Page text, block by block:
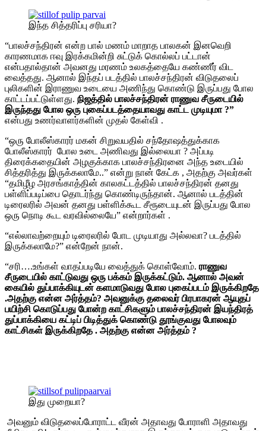
இந்த சித்தரிப்பு சரியா?
“பாலச்சந்திரன் என்ற பால் மணம் மாறாத பாலகன் இனவெறி
காரணமாக ஈவு இரக்கமின்றி சுட்டுக் கொல்லப் பட்டான்
என்பதால்தான் அவனது மரணம் உலகத்தையே கண்ணீர் விட
வைத்தது. ஆனால் இந்தப் படத்தில் பாலச்சந்திரன் விடுதலைப்
புலிகளின் இராணுவ உடையை அணிந்து கொண்டு இருப்பது போல
காட்டப்பட்டுள்ளது. நிஜத்தில் பாலச்சந்திரன் ராணுவ சீருடையில்
இருந்தது போல ஒரு புகைப்படத்தையாவது காட்ட முடியுமா ?”
என்பது உணர்வாளர்களின் முதல் கேள்வி .
“ஒரு போலீஸ்காரர் மகன் சிறுவயதில் சந்தோஷத்துக்காக
போலீஸ்காரர் போல உடை அணிவது இல்லையா ? அப்படி
திரைக்கதையின் அழகுக்காக பாலச்சந்திரனை அந்த உடையில்
சித்தரித்து இருக்கலாமே..” என்று நான் கேட்க , அதற்கு அவர்கள்
“தமிழீழ அரசங்காத்தின் காலகட்டத்தில் பாலச்சந்திரன் தனது
பள்ளிப்படிப்பை தொடர்ந்து கொண்டிருந்தான். ஆனால் படத்தின்
டிரைலரில் அவன் தனது பள்ளிக்கூட சீரூடையுடன் இருப்பது போல
ஒரு நொடி கூட வரவில்லையே” என்றார்கள் .
“எல்லாவற்றையும் டிரைலரில் போட முடியாது அல்லவா? படத்தில்
இருக்கலாமே?” என்றேன் நான்.
“சரி….உங்கள் வாதப்படியே வைத்துக் கொள்வோம். ராணுவ
சீருடையில் காட்டுவது ஒரு பக்கம் இருக்கட்டும். ஆனால் அவன்
கையில் துப்பாக்கியுடன் களமாடுவது போல புகைப்படம் இருக்கிறதே
.அதற்கு என்ன அர்த்தம்? அவனுக்கு தலைவர் பிரபாகரன் ஆயுதப்
பயிற்சி கொடுப்பது போன்ற காட்சிகளும் பாலச்சந்திரன் இயந்திரத்
துப்பாக்கியை கட்டிப் பிடித்துக் கொண்டு தூங்குவது போலவும்
காட்சிகள் இருக்கிறதே . அதற்கு என்ன அர்த்தம் ?
இது முறையா?
அவனும் விடுதலைப்போராட்ட வீரன் அதாவது போராளி அதாவது